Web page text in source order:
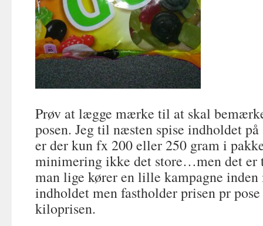
Prøv at lægge mærke til at skal
posen. Jeg til næsten spise indholdet
er der kun fx 200 eller 250 gram i
minimering ikke det store…men det er
man lige kører en lille kampagne inden
indholdet men fastholder prisen pr
kiloprisen.